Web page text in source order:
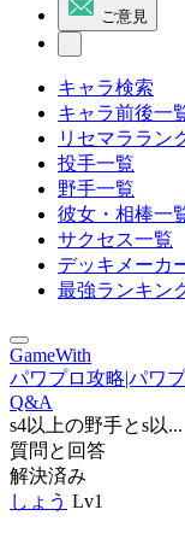
ご意見
キャラ検索
キャラ前後一
リセマララン
投手一覧
野手一覧
彼女・相棒一
サクセス一覧
デッキメーカ
最強ランキン
GameWith
パワプロ攻略|パワ
Q&A
s4以上の野手とs以...
質問と回答
解決済み
しょう Lv1